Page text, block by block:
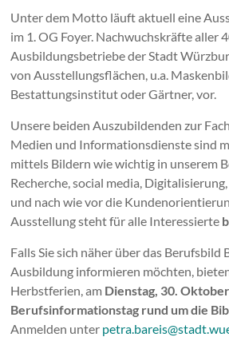
Unter dem Motto läuft aktuell eine
im 1. OG Foyer. Nachwuchskräfte aller
Ausbildungsbetriebe der Stadt
von Ausstellungsflächen, u.a.
Bestattungsinstitut oder Gärtner, vor.
Unsere beiden Auszubildenden zur
Medien und Informationsdienste sind
mittels Bildern wie wichtig in unserem
Recherche, social media,
und nach wie vor die
Ausstellung steht für alle Interessierte
Falls Sie sich näher über das Berufsbild
Ausbildung informieren möchten,
Herbstferien, am Dienstag, 30.
Berufsinformationstag rund um die
Anmelden unter